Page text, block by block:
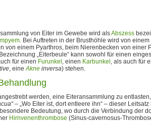
von Eiter im Gewebe wird alsAbszess
. Bei Auftreten in der Brusthöhle wird von
von einem Pyarthros, beim Nierenbecken von einer
„Eiterbeule“ kann sowohl für einen
für einen Furunkel , einen Karbunkel , als auch für
, eineAkne inversa) stehen.
werden, eine Eiteransammlung zu
– „Wo Eiter ist, dort entleere ihn“ – dieser
Bedeutung, wo durch die Verbindung der
Hirnvenenthrombose (Sinus-cavernosus-